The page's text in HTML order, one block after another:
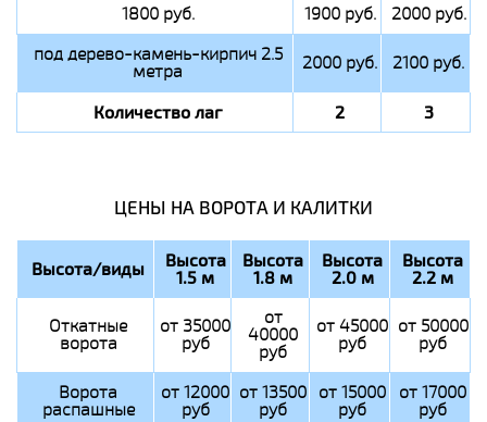
1800 руб. 1900 руб.
2000 руб.
под дерево-камень-кирпич 2.5
метра 2000 руб. 2100 руб.
Количество лаг 2 3
ЦЕНЫ НА ВОРОТА И КАЛИТКИ
Высота/виды Высота
1.5 м
Высота
1.8 м
Высота
2.0 м
Высота
2.2 м
Откатные
ворота
от 35000
руб
от
40000
руб
от 45000
руб
от 50000
руб
Ворота
распашные
от 12000
руб
от 13500
руб
от 15000
руб
от 17000
руб